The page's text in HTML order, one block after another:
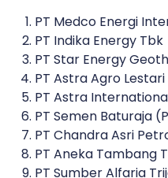
PT Medco Energi
PT Indika Energy Tbk
PT Star Energy
PT Astra Agro
PT Astra
PT Semen Baturaja
PT Chandra Asri
PT Aneka Tambang
PT Sumber Alfaria